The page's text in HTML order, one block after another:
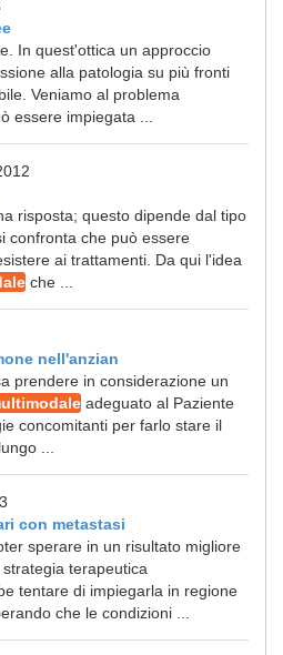
In quest'ottica un approccio
alla patologia su più fronti
Veniamo al problema
essere impiegata ...
risposta; questo dipende dal tipo
confronta che può essere
ai trattamenti. Da qui l'idea
che ...
nell'anzian
prendere in considerazione un
adeguato al Paziente
concomitanti per farlo stare il
...
con metastasi
sperare in un risultato migliore
terapeutica
tentare di impiegarla in regione
che le condizioni ...